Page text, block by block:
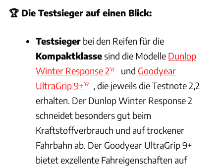
🏆 Die Testsieger auf einen Blick:
Testsieger bei den Reifen für die
Kompaktklassesind die Modelle Dunlop
Winter Response 2
und Goodyear
UltraGrip 9+
, die jeweils die Testnote 2,2
erhalten. Der Dunlop Winter Response 2
schneidet besonders gut beim
Kraftstoffverbrauch und auf trockener
Fahrbahn ab. Der Goodyear UltraGrip 9+
bietet exzellente Fahreigenschaften auf